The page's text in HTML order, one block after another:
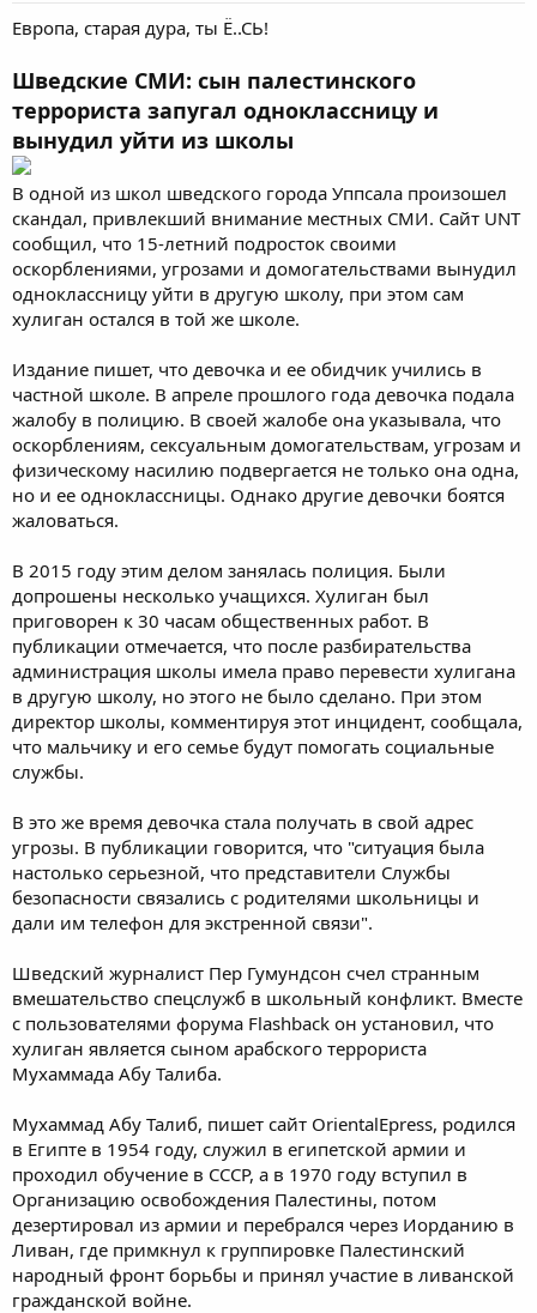
Европа, старая дура, ты Ё..СЬ!
Шведские СМИ: сын палестинского
террориста запугал одноклассницу и
вынудил уйти из школы
В одной из школ шведского города Уппсала произошел
скандал, привлекший внимание местных СМИ. Сайт UNT
сообщил, что 15-летний подросток своими
оскорблениями, угрозами и домогательствами вынудил
одноклассницу уйти в другую школу, при этом сам
хулиган остался в той же школе.
Издание пишет, что девочка и ее обидчик учились в
частной школе. В апреле прошлого года девочка подала
жалобу в полицию. В своей жалобе она указывала, что
оскорблениям, сексуальным домогательствам, угрозам и
физическому насилию подвергается не только она одна,
но и ее одноклассницы. Однако другие девочки боятся
жаловаться.
В 2015 году этим делом занялась полиция. Были
допрошены несколько учащихся. Хулиган был
приговорен к 30 часам общественных работ. В
публикации отмечается, что после разбирательства
администрация школы имела право перевести хулигана
в другую школу, но этого не было сделано. При этом
директор школы, комментируя этот инцидент, сообщала,
что мальчику и его семье будут помогать социальные
службы.
В это же время девочка стала получать в свой адрес
угрозы. В публикации говорится, что "ситуация была
настолько серьезной, что представители Службы
безопасности связались с родителями школьницы и
дали им телефон для экстренной связи".
Шведский журналист Пер Гумундсон счел странным
вмешательство спецслужб в школьный конфликт. Вместе
с пользователями форума Flashback он установил, что
хулиган является сыном арабского террориста
Мухаммада Абу Талиба.
Мухаммад Абу Талиб, пишет сайт OrientalEpress, родился
в Египте в 1954 году, служил в египетской армии и
проходил обучение в СССР, а в 1970 году вступил в
Организацию освобождения Палестины, потом
дезертировал из армии и перебрался через Иорданию в
Ливан, где примкнул к группировке Палестинский
народный фронт борьбы и принял участие в ливанской
гражданской войне.